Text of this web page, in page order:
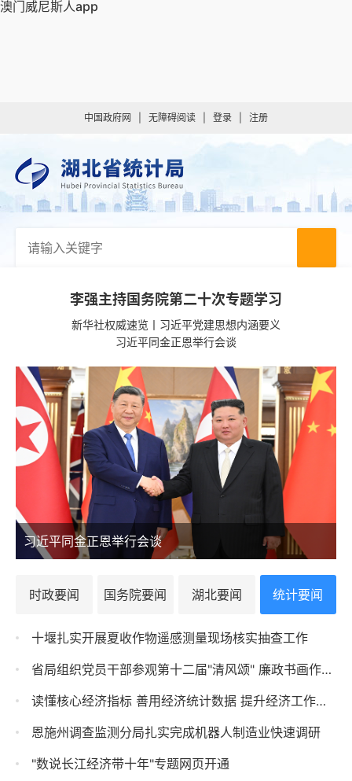
澳门威尼斯人app
中国政府网 无障碍阅读 登录 注册
李强主持国务院第二十次专题学习
新华社权威速览丨习近平党建思想内涵要义
习近平同金正恩举行会谈
习近平同金正恩举行会谈
时政要闻 国务院要闻 湖北要闻 统计要闻
十堰扎实开展夏收作物遥感测量现场核实抽查工作
省局组织党员干部参观第十二届"清风颂" 廉政书画作品展
读懂核心经济指标 善用经济统计数据 提升经济工作能力
恩施州调查监测分局扎实完成机器人制造业快速调研
"数说长江经济带十年"专题网页开通